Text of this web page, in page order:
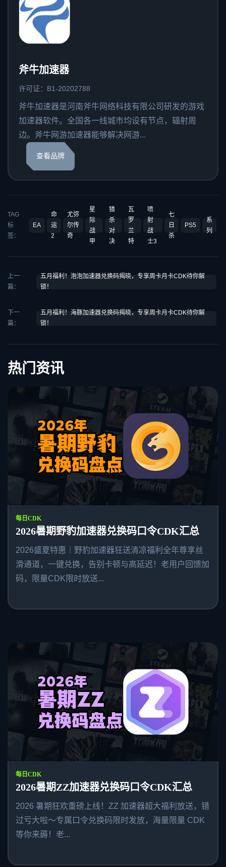
斧牛加速器
许可证：B1-20202788
斧牛加速器是河南斧牛网络科技有限公司研发的游戏
加速器软件。全国各一线城市均设有节点，辐射周
边。斧牛网游加速器能够解决网游...
查看品牌
TAG
标
签：
EA
命
运
2
尤弥
尔传
奇
星
际
战
甲
猎
杀
对
决
瓦
罗
兰
特
喷
射
战
士3
七
日
杀
PS5
系
列
上一
篇：
五月福利！泡泡加速器兑换码揭晓，专享周卡月卡CDK待你解
锁！
下一
篇：
五月福利！海豚加速器兑换码揭晓，专享周卡月卡CDK待你解
锁！
热门资讯
每日CDK
2026暑期野豹加速器兑换码口令CDK汇总
2026盛夏特惠｜野豹加速器狂送清凉福利全年尊享丝
滑通道，一键兑换，告别卡顿与高延迟！老用户回馈加
码，限量CDK限时放送...
每日CDK
2026暑期ZZ加速器兑换码口令CDK汇总
2026 暑期狂欢重磅上线！ZZ 加速器超大福利放送，错
过亏大啦～专属口令兑换码限时发放，海量限量 CDK
等你来薅！老...